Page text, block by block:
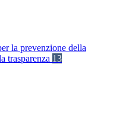
la prevenzione della
trasparenza 13